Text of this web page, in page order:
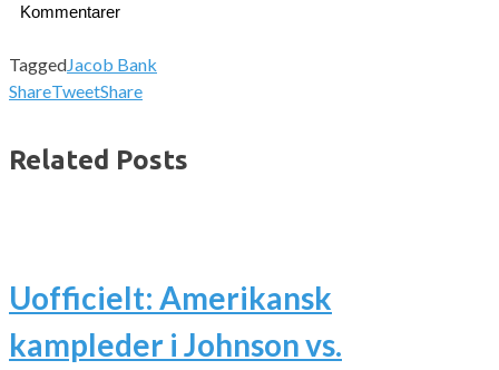
Kommentarer
TaggedJacob Bank
ShareTweetShare
Related Posts
Uofficielt: Amerikansk
kampleder i Johnson vs.